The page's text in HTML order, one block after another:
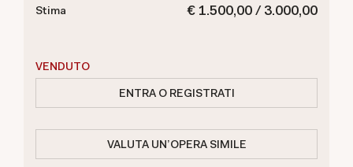
€ 1.500,00 / 3.000,00
Stima
VENDUTO
ENTRA O REGISTRATI
VALUTA UN'OPERA SIMILE